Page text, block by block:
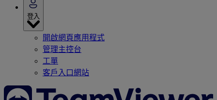
登入
開啟網頁應用程式
管理主控台
工單
客戶入口網站